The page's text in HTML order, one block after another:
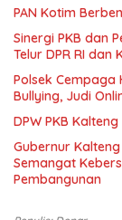
PAN Kotim
Sinergi PKB dan
Telur DPR RI dan
Polsek Cempaga
Bullying, Judi
DPW PKB
Gubernur
Semangat
Pembangunan